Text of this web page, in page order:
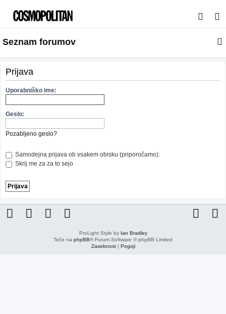
s
a
j
Seznam forumov
Prijava
Uporabniško ime:
Geslo:
Pozabljeno geslo?
Samodejna prijava ob vsakem obisku (priporočamo):
Skrij me za za to sejo
ProLight Style by Ian Bradley
Teče na phpBB® Forum Software © phpBB Limited
Zasebnost| Pogoji